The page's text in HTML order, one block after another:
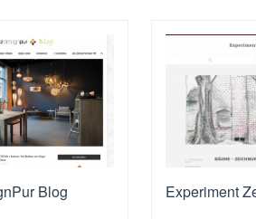
Blog Experiment